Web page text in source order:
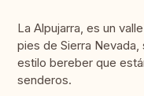
La Alpujarra, es un
pies de Sierra
estilo bereber que
senderos.